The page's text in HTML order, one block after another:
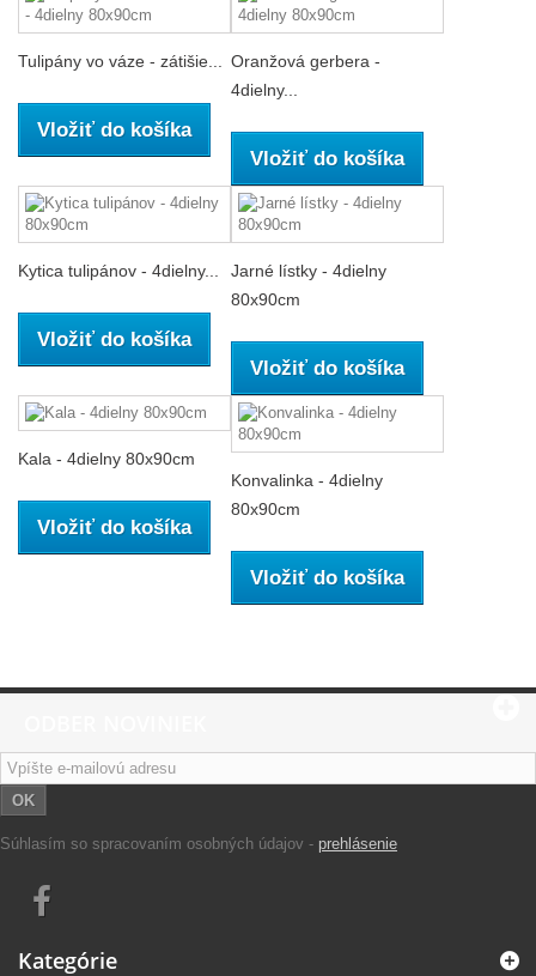
Tulipány vo váze - zátišie...
Vložiť do košíka
Oranžová gerbera -
4dielny...
Vložiť do košíka
Kytica tulipánov - 4dielny...
Vložiť do košíka
Jarné lístky - 4dielny
80x90cm
Vložiť do košíka
Kala - 4dielny 80x90cm
Vložiť do košíka
Konvalinka - 4dielny
80x90cm
Vložiť do košíka
OK
Súhlasím so spracovaním osobných údajov - prehlásenie
Kategórie